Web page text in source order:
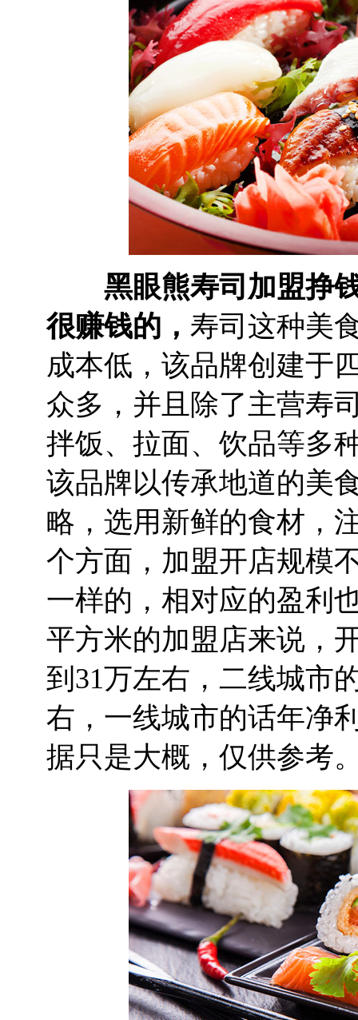
黑眼熊寿司加盟挣
很赚钱的， 寿司这种美
成本低，该品牌创建于
众多，并且除了主营寿
拌饭、拉面、饮品等多
该品牌以传承地道的美
略，选用新鲜的食材，
个方面，加盟开店规模
一样的，相对应的盈利
平方米的加盟店来说，
到31万左右，二线城市
右，一线城市的话年净
据只是大概，仅供参考